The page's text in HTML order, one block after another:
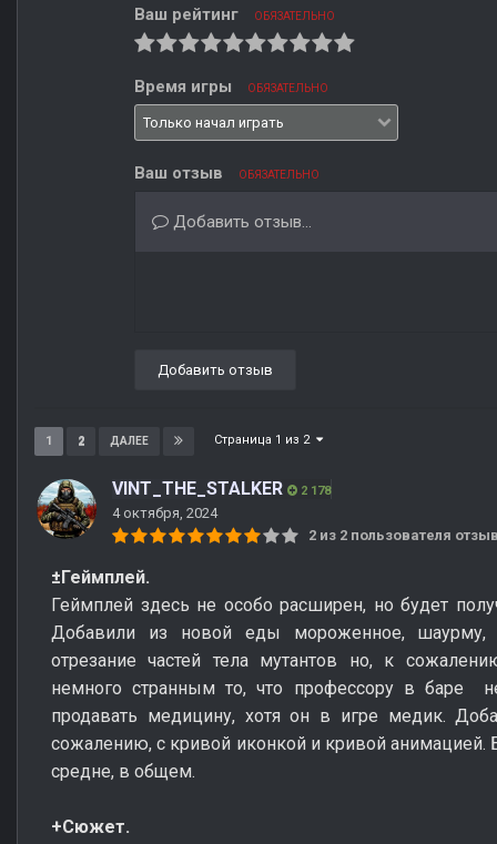
Ваш рейтинг ОБЯЗАТЕЛЬНО
Время игры ОБЯЗАТЕЛЬНО
Ваш отзыв ОБЯЗАТЕЛЬНО
Добавить отзыв...
Добавить отзыв
1 2 ДАЛЕЕ Страница 1 из 2
VINT_THE_STALKER 2 178
4 октября, 2024
2 из 2 пользователя
±Геймплей.
Геймплей здесь не особо расширен, но будет
Добавили из новой еды мороженное, шаурму,
отрезание частей тела мутантов но, к
немного странным то, что профессору в баре
продавать медицину, хотя он в игре медик.
сожалению, с кривой иконкой и кривой анимацией.
средне, в общем.
+Сюжет.